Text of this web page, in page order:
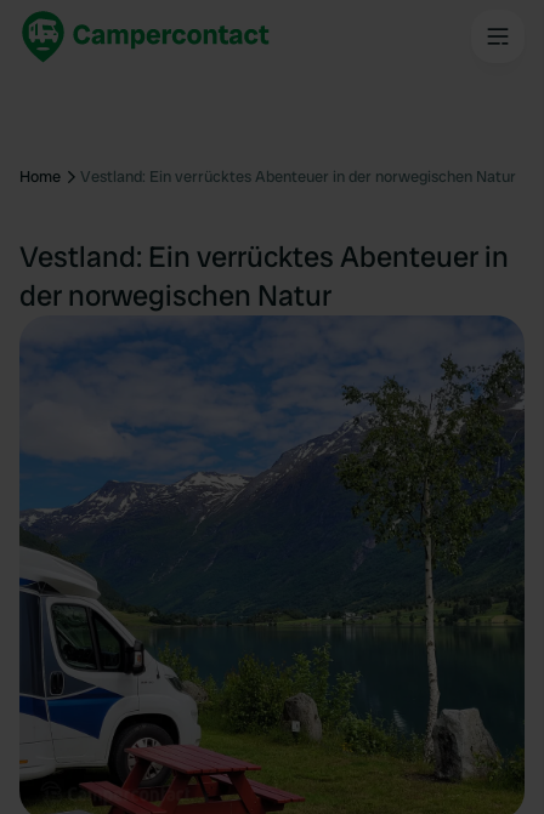
Home Vestland: Ein verrücktes Abenteuer in der norwegischen Natur
Vestland: Ein verrücktes Abenteuer in
der norwegischen Natur